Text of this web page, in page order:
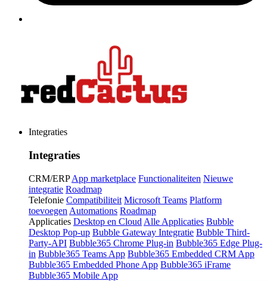
Integraties
Integraties
CRM/ERP App marketplace Functionaliteiten Nieuwe
integratie Roadmap
Telefonie Compatibiliteit Microsoft Teams Platform
toevoegen Automations Roadmap
Applicaties Desktop en Cloud Alle Applicaties Bubble
Desktop Pop-up Bubble Gateway Integratie Bubble Third-
Party-API Bubble365 Chrome Plug-in Bubble365 Edge Plug-
in Bubble365 Teams App Bubble365 Embedded CRM App
Bubble365 Embedded Phone App Bubble365 iFrame
Bubble365 Mobile App